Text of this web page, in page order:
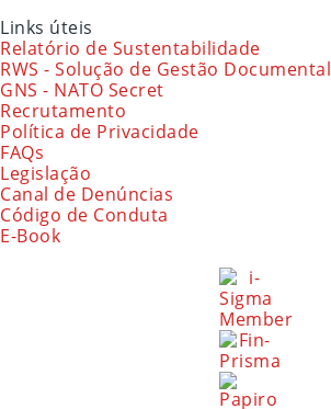
Links úteis
Relatório de Sustentabilidade
RWS - Solução de Gestão Documental
GNS - NATO Secret
Recrutamento
Política de Privacidade
FAQs
Legislação
Canal de Denúncias
Código de Conduta
E-Book